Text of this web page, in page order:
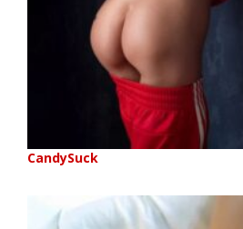
CandySuck